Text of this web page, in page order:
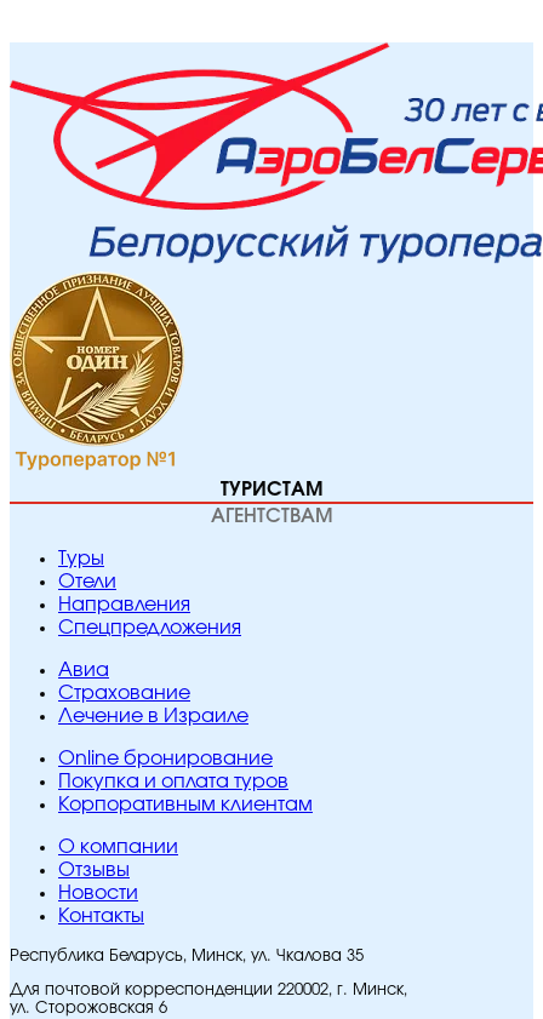
ТУРИСТАМ
АГЕНТСТВАМ
Туры
Отели
Направления
Спецпредложения
Авиа
Страхование
Лечение в Израиле
Online бронирование
Покупка и оплата туров
Корпоративным клиентам
O компании
Отзывы
Новости
Контакты
Республика Беларусь, Минск, ул. Чкалова 35
Для почтовой корреспонденции 220002, г. Минск,
ул. Сторожовская 6